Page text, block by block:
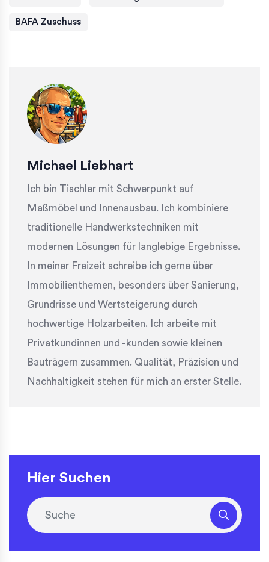
BAFA Zuschuss
Michael Liebhart
Ich bin Tischler mit Schwerpunkt auf
Maßmöbel und Innenausbau. Ich kombiniere
traditionelle Handwerkstechniken mit
modernen Lösungen für langlebige Ergebnisse.
In meiner Freizeit schreibe ich gerne über
Immobilienthemen, besonders über Sanierung,
Grundrisse und Wertsteigerung durch
hochwertige Holzarbeiten. Ich arbeite mit
Privatkundinnen und -kunden sowie kleinen
Bauträgern zusammen. Qualität, Präzision und
Nachhaltigkeit stehen für mich an erster Stelle.
Hier Suchen